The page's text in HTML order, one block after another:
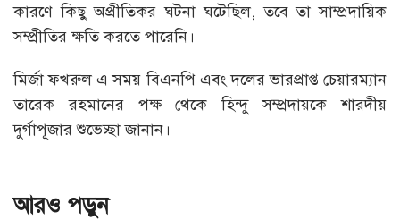
কারণে কিছু অপ্রীতিকর ঘটনা ঘটেছিল, তবে তা সাম্প্রদায়িক
সম্প্রীতির ক্ষতি করতে পারেনি।
মির্জা ফখরুল এ সময় বিএনপি এবং দলের ভারপ্রাপ্ত চেয়ারম্যান
তারেক রহমানের পক্ষ থেকে হিন্দু সম্প্রদায়কে শারদীয়
দুর্গাপূজার শুভেচ্ছা জানান।
আরও পড়ুন